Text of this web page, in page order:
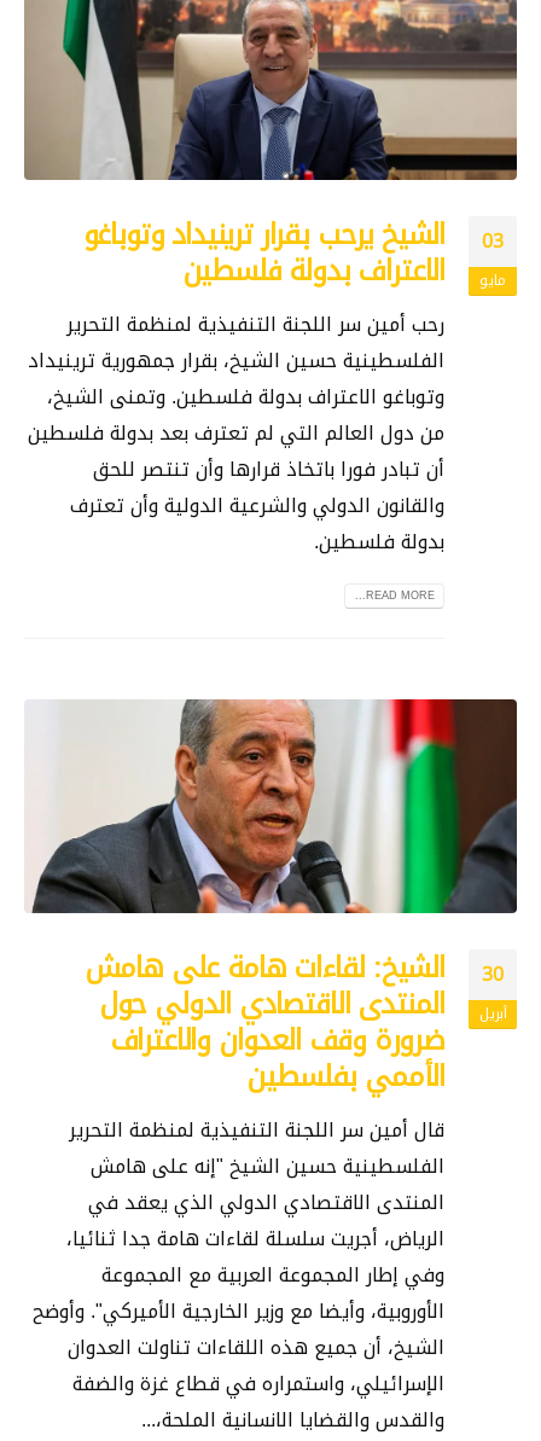
03
مايو
الشيخ يرحب بقرار ترينيداد وتوباغو
الاعتراف بدولة فلسطين
رحب أمين سر اللجنة التنفيذية لمنظمة التحرير
الفلسطينية حسين الشيخ، بقرار جمهورية ترينيداد
وتوباغو الاعتراف بدولة فلسطين. وتمنى الشيخ،
من دول العالم التي لم تعترف بعد بدولة فلسطين
أن تبادر فورا باتخاذ قرارها وأن تنتصر للحق
والقانون الدولي والشرعية الدولية وأن تعترف
بدولة فلسطين.
READ MORE...
30
أبريل
الشيخ: لقاءات هامة على هامش
المنتدى الاقتصادي الدولي حول
ضرورة وقف العدوان والاعتراف
الأممي بفلسطين
قال أمين سر اللجنة التنفيذية لمنظمة التحرير
الفلسطينية حسين الشيخ "إنه على هامش
المنتدى الاقتصادي الدولي الذي يعقد في
الرياض، أجريت سلسلة لقاءات هامة جدا ثنائيا،
وفي إطار المجموعة العربية مع المجموعة
الأوروبية، وأيضا مع وزير الخارجية الأميركي". وأوضح
الشيخ، أن جميع هذه اللقاءات تناولت العدوان
الإسرائيلي، واستمراره في قطاع غزة والضفة
والقدس والقضايا الانسانية الملحة،...